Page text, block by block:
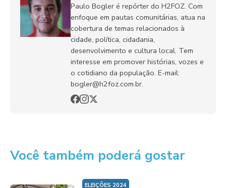
Paulo Bogler é repórter do H2FOZ. Com
enfoque em pautas comunitárias, atua na
cobertura de temas relacionados à
cidade, política, cidadania,
desenvolvimento e cultura local. Tem
interesse em promover histórias, vozes e
o cotidiano da população. E-mail:
bogler@h2foz.com.br.
Você também poderá gostar
ELEIÇÕES 2024